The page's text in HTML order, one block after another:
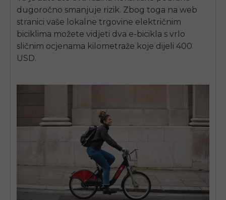
dugoročno smanjuje rizik. Zbog toga na web
stranici vaše lokalne trgovine električnim
biciklima možete vidjeti dva e-bicikla s vrlo
sličnim ocjenama kilometraže koje dijeli 400
USD.